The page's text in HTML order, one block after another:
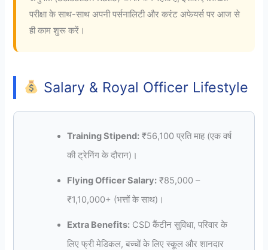
परीक्षा के साथ-साथ अपनी पर्सनालिटी और करंट अफेयर्स पर आज से
ही काम शुरू करें।
Salary & Royal Officer Lifestyle
Training Stipend: ₹56,100 प्रति माह (एक वर्ष
की ट्रेनिंग के दौरान)।
Flying Officer Salary: ₹85,000 –
₹1,10,000+ (भत्तों के साथ)।
Extra Benefits: CSD कैंटीन सुविधा, परिवार के
लिए फ्री मेडिकल, बच्चों के लिए स्कूल और शानदार